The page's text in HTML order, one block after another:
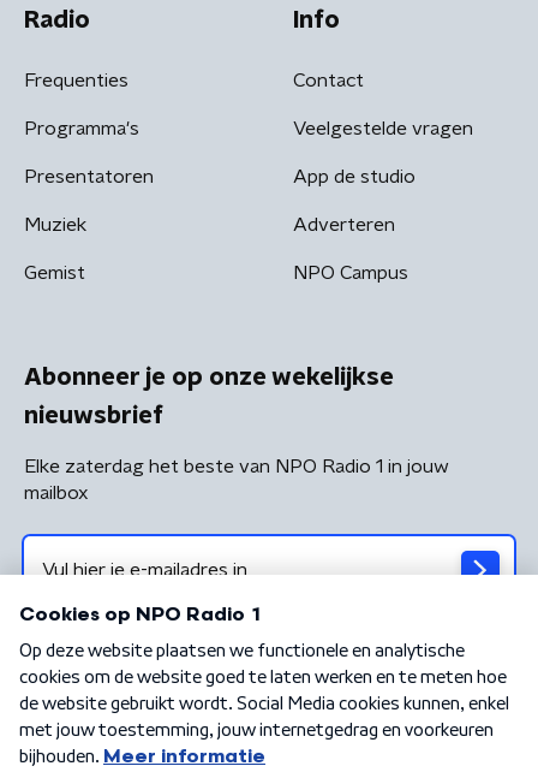
Radio
Frequenties
Programma's
Presentatoren
Muziek
Gemist
Info
Contact
Veelgestelde vragen
App de studio
Adverteren
NPO Campus
Abonneer je op onze wekelijkse
nieuwsbrief
Elke zaterdag het beste van NPO Radio 1 in jouw
mailbox
Algemene voorwaarden